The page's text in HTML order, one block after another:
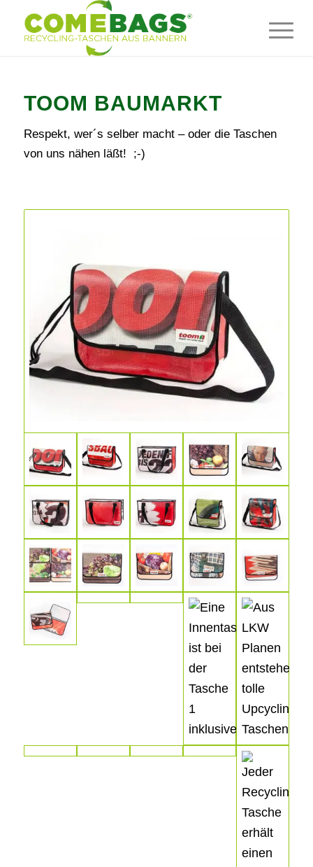
TOOM BAUMARKT
Respekt, wer´s selber macht – oder die Taschen
von uns nähen läßt! ;-)